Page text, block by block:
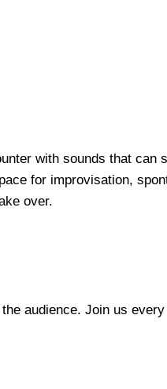
with sounds that can
for improvisation,
over.
audience. Join us every